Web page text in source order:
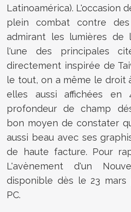
Latinoamérica). L'occasion
plein combat contre
admirant les lumières de
l'une des principales
directement inspirée de
le tout, on a même le droit
elles aussi affichées
profondeur de champ
bon moyen de constater
aussi beau avec ses
de haute facture. Pour
L'avènement d'un
disponible dès le 23
PC.